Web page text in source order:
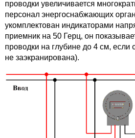
проводки увеличивается
персонал энергоснабжающих
укомплектован индикаторами
приемник на 50 Герц, он
проводки на глубине до 4 см, если
не заэкранирована).